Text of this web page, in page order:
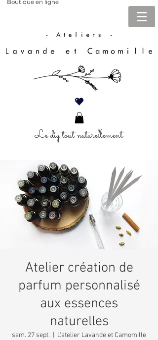
Boutique en ligne
Le diy tout naturellement
Atelier création de
parfum personnalisé
aux essences
naturelles
sam. 27 sept. L'atelier Lavande et Camomille